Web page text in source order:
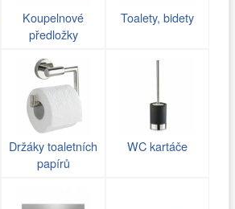
Koupelnové
předložky
Toalety, bidety
Držáky toaletních
papírů
WC kartáče